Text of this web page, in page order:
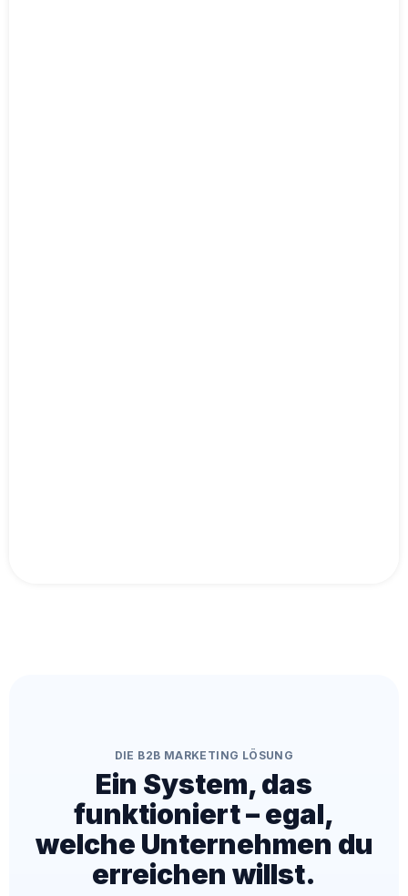
DIE B2B MARKETING LÖSUNG
Ein System, das
funktioniert – egal,
welche Unternehmen du
erreichen willst.